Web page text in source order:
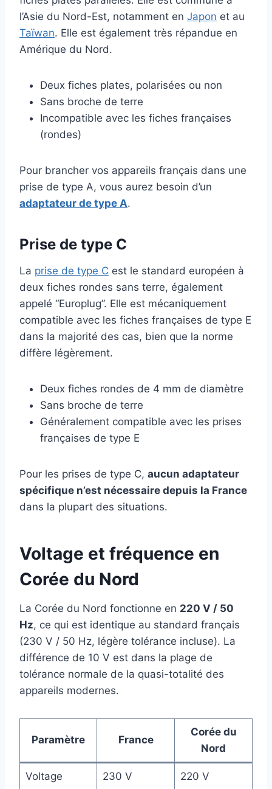
l’Asie du Nord-Est, notamment en Japon et au
Taïwan. Elle est également très répandue en
Amérique du Nord.
Deux fiches plates, polarisées ou non
Sans broche de terre
Incompatible avec les fiches françaises
(rondes)
Pour brancher vos appareils français dans une
prise de type A, vous aurez besoin d’un
adaptateur de type A.
Prise de type C
La prise de type C est le standard européen à
deux fiches rondes sans terre, également
appelé “Europlug”. Elle est mécaniquement
compatible avec les fiches françaises de type E
dans la majorité des cas, bien que la norme
diffère légèrement.
Deux fiches rondes de 4 mm de diamètre
Sans broche de terre
Généralement compatible avec les prises
françaises de type E
Pour les prises de type C, aucun adaptateur
spécifique n’est nécessaire depuis la France
dans la plupart des situations.
Voltage et fréquence en
Corée du Nord
La Corée du Nord fonctionne en 220 V / 50
Hz, ce qui est identique au standard français
(230 V / 50 Hz, légère tolérance incluse). La
différence de 10 V est dans la plage de
tolérance normale de la quasi-totalité des
appareils modernes.
Paramètre France
Corée du
Nord
Voltage 230 V 220 V